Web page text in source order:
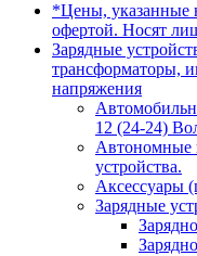
*Цены, указанные
офертой. Носят
Зарядные
трансформаторы,
напряжения
12 (24-24)
Автономные
устройства.
Аксессуары
Зарядные